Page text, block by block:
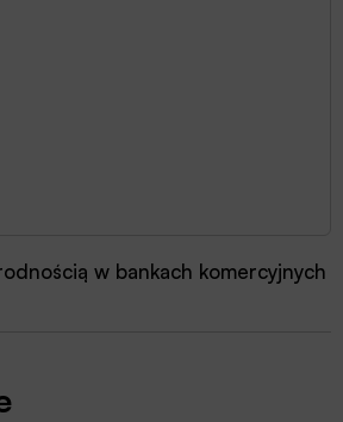
w bankach komercyjnych